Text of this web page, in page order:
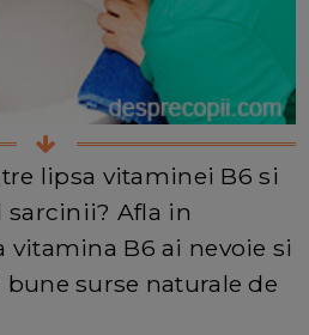
lipsa vitaminei B6 si
Afla in
vitamina B6 ai nevoie si
surse naturale de